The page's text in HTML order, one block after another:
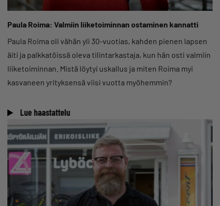
Paula Roima: Valmiin liiketoiminnan ostaminen kannatti
Paula Roima oli vähän yli 30-vuotias, kahden pienen lapsen
äiti ja palkkatöissä oleva tilintarkastaja, kun hän osti valmiin
liiketoiminnan. Mistä löytyi uskallus ja miten Roima myi
kasvaneen yrityksensä viisi vuotta myöhemmin?
Lue haastattelu